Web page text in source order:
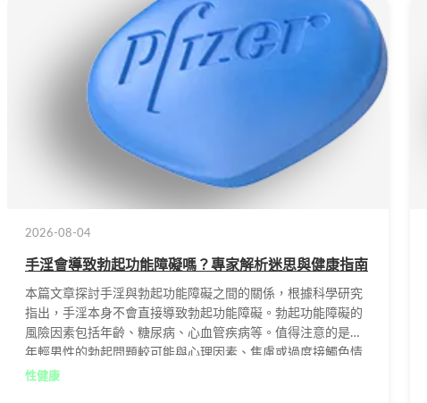
2026-08-04
手淫會導致勃起功能障礙嗎？專家解析迷思與健康指南
本篇文章探討手淫與勃起功能障礙之間的關係，根據科學研究
指出，手淫本身不會直接導致勃起功能障礙。勃起功能障礙的
風險因素包括年齡、糖尿病、心血管疾病等。值得注意的是，
年輕男性的勃起問題較可能與心理因素、焦慮或過度接觸色情
內容有關。文章提供自我檢測方法，並介紹威而鋼等有效治療
性健康